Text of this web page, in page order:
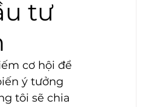
tư
cơ hội để
ý tưởng
tôi sẽ chia